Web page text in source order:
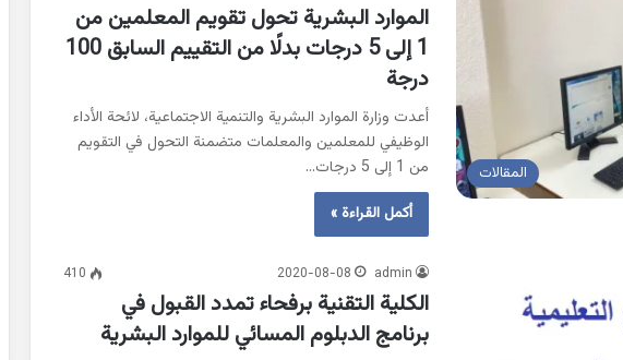
المقالات
الموارد البشرية تحول تقويم المعلمين من
1 إلى 5 درجات بدلًا من التقييم السابق 100
درجة
أعدت وزارة الموارد البشرية والتنمية الاجتماعية، لائحة الأداء
الوظيفي للمعلمين والمعلمات متضمنة التحول في التقويم
من 1 إلى 5 درجات…
أكمل القراءة »
admin
2020-08-08
410
الكلية التقنية برفحاء تمدد القبول في
برنامج الدبلوم المسائي للموارد البشرية